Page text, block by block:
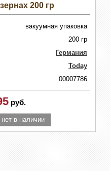
200 гр
вакуумная упаковка
200 гр
Германия
Today
00007786
руб.